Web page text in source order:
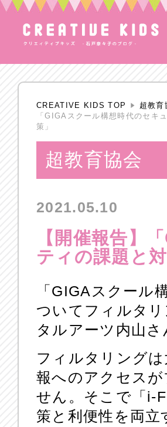
CREATIVE KIDS TOP 超教育
「GIGAスクール構想時代のセキ
策」
超教育協会
2021.05.10
【開催報告】
ティの課題と対
「GIGAスクール
ついてフィルタ
タルアーツ内山
フィルタリング
報へのアクセス
せん。そこで「i-
策と利便性を両